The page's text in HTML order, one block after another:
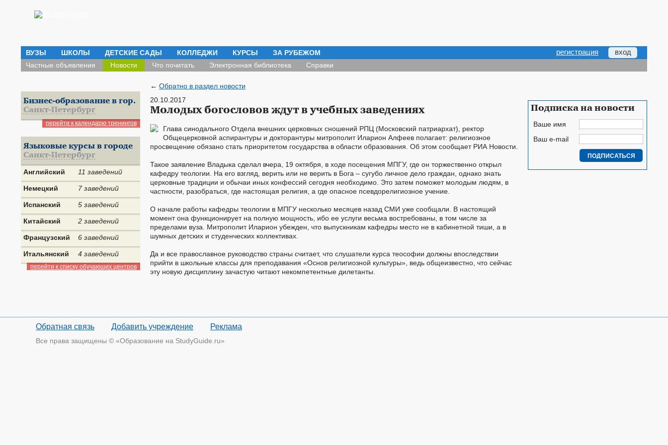
ВУЗЫ ШКОЛЫ ДЕТСКИЕ САДЫ КОЛЛЕДЖИ КУРСЫ ЗА РУБЕЖОМ регистрация вход
Частные объявления Новости Что почитать Электронная библиотека Справки
← Обратно в раздел новости
20.10.2017
Молодых богословов ждут в учебных заведениях
Глава синодального Отдела внешних церковных сношений РПЦ (Московский патриархат), ректор
Общецерковной аспирантуры и докторантуры митрополит Иларион Алфеев полагает: религиозное
просвещение обязано стать приоритетом государства в области образования. Об этом сообщает РИА Новости.
Такое заявление Владыка сделал вчера, 19 октября, в ходе посещения МПГУ, где он торжественно открыл
кафедру теологии. На его взгляд, верить или не верить в Бога – сугубо личное дело граждан, однако знать
церковные традиции и обычаи иных конфессий сегодня необходимо. Это затем поможет молодым людям, в
частности, разобраться, где настоящая религия, а где опасное псевдорелигиозное учение.
О начале работы кафедры теологии в МПГУ несколько месяцев назад СМИ уже сообщали. В настоящий
момент она функционирует на полную мощность, ибо ее услуги весьма востребованы, в том числе за
пределами вуза. Митрополит Иларион убежден, что выпускникам кафедры место не в кабинетной тиши, а в
шумных детских и студенческих коллективах.
Да и все православное руководство страны считает, что слушатели курса теософии должны впоследствии
прийти в школьные классы для преподавания «Основ религиозной культуры», ведь общеизвестно, что сейчас
эту новую дисциплину зачастую читают некомпетентные дилетанты.
Бизнес-образование в гор.
Санкт-Петербург
перейти к календарю тренингов
Языковые курсы в городе
Санкт-Петербург
Английский 11 заведений
Немецкий 7 заведений
Испанский 5 заведений
Китайский 2 заведений
Французский 6 заведений
Итальянский 4 заведений
перейти к списку обучающих центров
Подписка на новости
Ваше имя
Ваш e-mail
Обратная связь Добавить учреждение Реклама
Все права защищены © «Образование на StudyGuide.ru»